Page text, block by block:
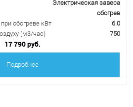
Электрическая завеса
обогрев
обогреве кВт
6.0
(м3/час)
750
17 790 руб.
Подробнее